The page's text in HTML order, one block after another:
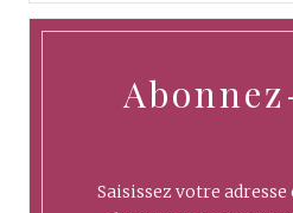
Saisissez votre